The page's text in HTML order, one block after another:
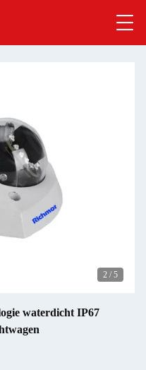
2 / 5
waterdicht IP67